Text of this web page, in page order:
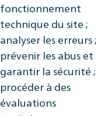
fonctionnement
technique du site ;
analyser les erreurs ;
prévenir les abus et
garantir la sécurité ;
procéder à des
évaluations